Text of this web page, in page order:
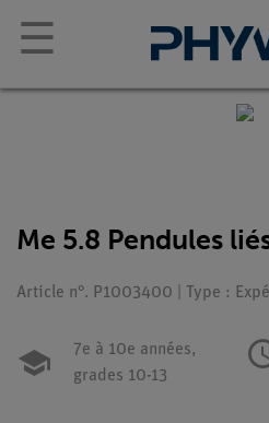
☰
Me 5.8 Pendules
Article n°. P1003400 | Type :
7e à 10e années,
grades 10-13